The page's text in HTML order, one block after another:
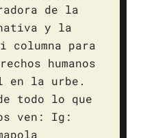
de la
y la
columna para
humanos
en la urbe.
todo lo que
ven: Ig: